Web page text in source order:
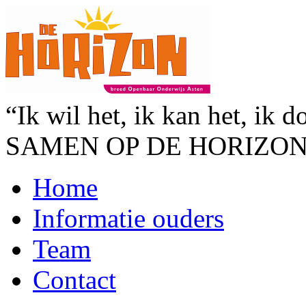
“Ik wil het, ik kan het, ik
SAMEN OP DE
Home
Informatie ouders
Team
Contact